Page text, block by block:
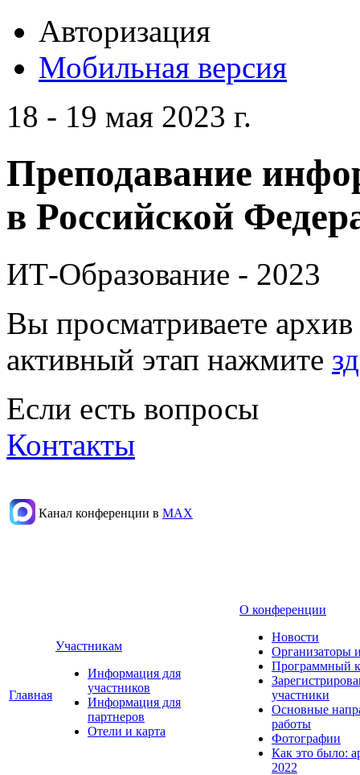
Авторизация
Мобильная версия
18 - 19 мая 2023 г.
Преподавание
в Российской
ИТ-Образование - 2023
Вы просматриваете
активный этап нажмите
Если есть вопросы
Контакты
Канал конференции в МАХ
Главная
Участникам
Информация для
участников
Информация для
партнеров
Отели и карта
О конференции
Новости
Организаторы
Программный
участники
Основные
работы
Фотографии
Как это было:
2022